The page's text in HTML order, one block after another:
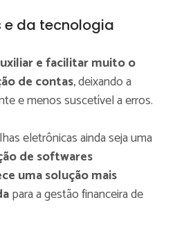
e da tecnologia
e facilitar muito o
de contas, deixando a
e menos suscetível a erros.
eletrônicas ainda seja uma
de softwares
uma solução mais
para a gestão financeira de